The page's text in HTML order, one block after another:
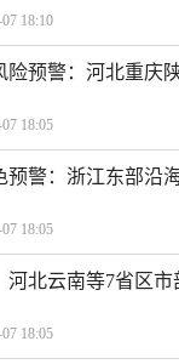
18:10
险预警：河北重庆
18:05
预警：浙江东部沿
18:05
河北云南等7省区
18:05